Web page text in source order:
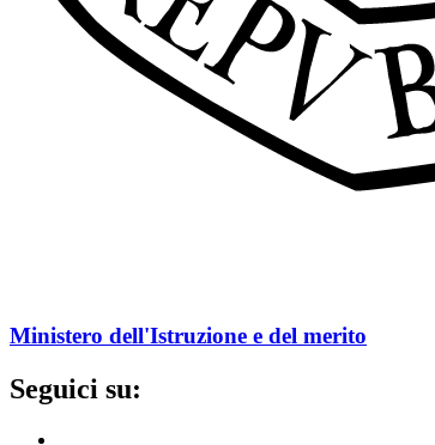
Ministero dell'Istruzione e del merito
Seguici su: